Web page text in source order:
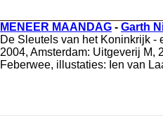
MENEER MAANDAG - Garth
De Sleutels van het Koninkrijk -
2004, Amsterdam: Uitgeverij M,
Feberwee, illustaties: Ien van